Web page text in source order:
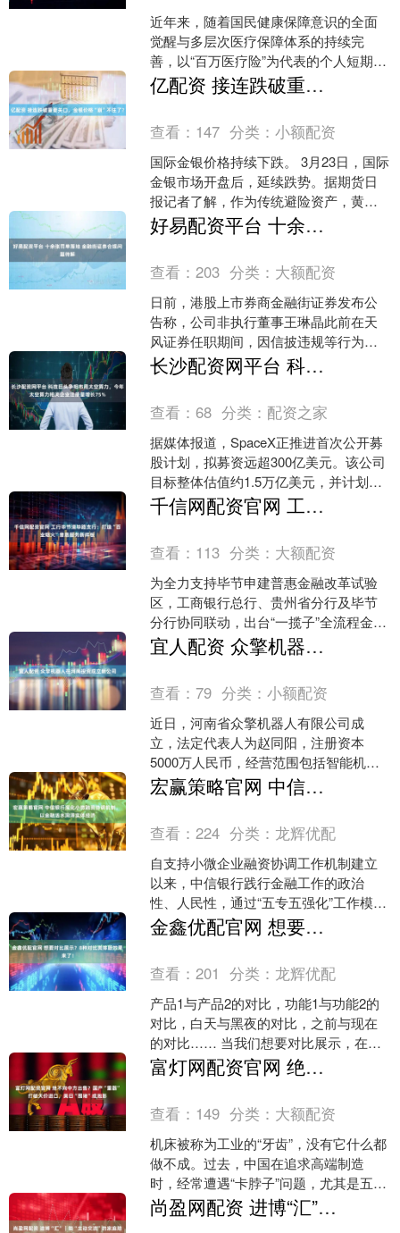
近年来，随着国民健康保障意识的全面
觉醒与多层次医疗保障体系的持续完
善，以“百万医疗险”为代表的个人短期健
康险迎来了爆发式的规模扩张。 凭借“低
保费、高保额”的杠....
亿配资 接连跌破重要关口，金银价格“崩”不住了？
查看： 147 分类：小额配资
国际金银价格持续下跌。 3月23日，国际
金银市场开盘后，延续跌势。据期货日
报记者了解，作为传统避险资产，黄
金、白银价格已连续第4周下跌。 截至发
稿，伦敦金下跌7....
好易配资平台 十余张罚单落地 金融街证券合规问题待解
查看：203 分类： 大额配资
日前，港股上市券商金融街证券发布公
告称，公司非执行董事王琳晶此前在天
风证券任职期间，因信披违规等行为，
被多地证监局予以处罚。公司表示，该
事件与集团事务及公司其他....
长沙配资网平台 科技巨头争相布局太空算力，今年太空算力相关企业注册量增长75%
查看：68 分类： 配资之家
据媒体报道，SpaceX正推进首次公开募
股计划，拟募资远超300亿美元。该公司
目标整体估值约1.5万亿美元，并计划最
快于2026年中后期上市。SpaceX预计
将....
千信网配资官网 工行毕节清毕路支行：打造“百业烟火”普惠服务新样板
查看： 113 分类： 大额配资
为全力支持毕节申建普惠金融改革试验
区，工商银行总行、贵州省分行及毕节
分行协同联动，出台“一揽子”全流程金融
服务政策，持续巩固并提升普惠金融服
务实体经济质效。在此....
宜人配资 众擎机器人在河南投资成立新公司
查看：79 分类：小额配资
近日，河南省众擎机器人有限公司成
立，法定代表人为赵同阳，注册资本
5000万人民币，经营范围包括智能机器
人的研发、智能机器人销售、工业机器
人销售、工业机器人制造等....
宏赢策略官网 中信银行深化小微融资协调机制， 以金融活水润泽实体经济
查看：224 分类： 龙辉优配
自支持小微企业融资协调工作机制建立
以来，中信银行践行金融工作的政治
性、人民性，通过“五专五强化”工作模
式，系统化推动工作机制落地、落实、
落细，服务更多的小微企业....
金鑫优配官网 想要对比展示？8种对比类排版效果来了！
查看：201 分类： 龙辉优配
产品1与产品2的对比，功能1与功能2的
对比，白天与黑夜的对比，之前与现在
的对比…… 当我们想要对比展示，在
SVG交互的奇妙世界里，有各种各样的
效果能助你展示内容....
富灯网配资官网 绝不向中方出售？国产“重器”打破天价进口，美日“围堵”成泡影
查看： 149 分类： 大额配资
机床被称为工业的“牙齿”，没有它什么都
做不成。过去，中国在追求高端制造
时，经常遭遇“卡脖子”问题，尤其是五轴
数控机床领域，国外的欧美日韩等大国
对中国进行严密封锁....
尚盈网配资 进博“汇”｜能“主动交流”的家庭陪伴机器人，将全球首发